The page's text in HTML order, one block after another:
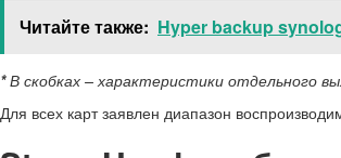
Читайте также: Hyper backup
*В скобках – характеристики отдельного
Для всех карт заявлен диапазон